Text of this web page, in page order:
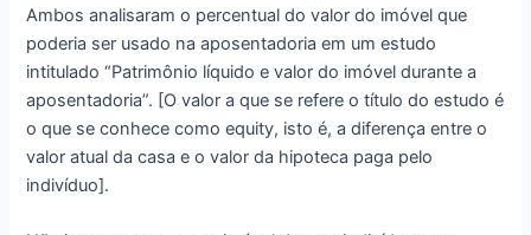
Ambos analisaram o percentual do valor do imóvel que
poderia ser usado na aposentadoria em um estudo
intitulado “Patrimônio líquido e valor do imóvel durante a
aposentadoria”. [O valor a que se refere o título do estudo é
o que se conhece como equity, isto é, a diferença entre o
valor atual da casa e o valor da hipoteca paga pelo
indivíduo].